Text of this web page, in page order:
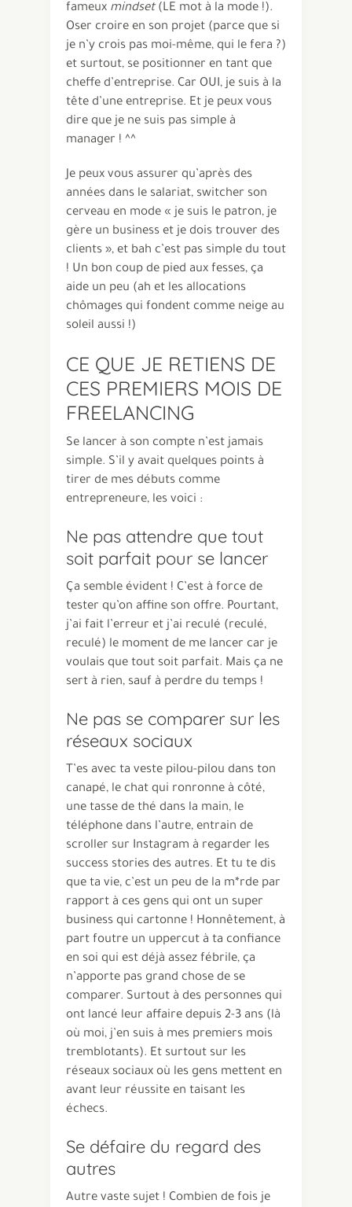
fameux mindset(LE mot à la mode !).
Oser croire en son projet (parce que si
je n’y crois pas moi-même, qui le fera ?)
et surtout, se positionner en tant que
cheffe d’entreprise. Car OUI, je suis à la
tête d’une entreprise. Et je peux vous
dire que je ne suis pas simple à
manager ! ^^
Je peux vous assurer qu’après des
années dans le salariat, switcher son
cerveau en mode « je suis le patron, je
gère un business et je dois trouver des
clients », et bah c’est pas simple du tout
! Un bon coup de pied aux fesses, ça
aide un peu (ah et les allocations
chômages qui fondent comme neige au
soleil aussi !)
CE QUE JE RETIENS DE
CES PREMIERS MOIS DE
FREELANCING
Se lancer à son compte n’est jamais
simple. S’il y avait quelques points à
tirer de mes débuts comme
entrepreneure, les voici :
Ne pas attendre que tout
soit parfait pour se lancer
Ça semble évident ! C’est à force de
tester qu’on affine son offre. Pourtant,
j’ai fait l’erreur et j’ai reculé (reculé,
reculé) le moment de me lancer car je
voulais que tout soit parfait. Mais ça ne
sert à rien, sauf à perdre du temps !
Ne pas se comparer sur les
réseaux sociaux
T’es avec ta veste pilou-pilou dans ton
canapé, le chat qui ronronne à côté,
une tasse de thé dans la main, le
téléphone dans l’autre, entrain de
scroller sur Instagram à regarder les
success stories des autres. Et tu te dis
que ta vie, c’est un peu de la m*rde par
rapport à ces gens qui ont un super
business qui cartonne ! Honnêtement, à
part foutre un uppercut à ta confiance
en soi qui est déjà assez fébrile, ça
n’apporte pas grand chose de se
comparer. Surtout à des personnes qui
ont lancé leur affaire depuis 2-3 ans (là
où moi, j’en suis à mes premiers mois
tremblotants). Et surtout sur les
réseaux sociaux où les gens mettent en
avant leur réussite en taisant les
échecs.
Se défaire du regard des
autres
Autre vaste sujet ! Combien de fois je